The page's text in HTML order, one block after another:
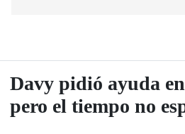
Davy pidió ayuda
pero el tiempo no